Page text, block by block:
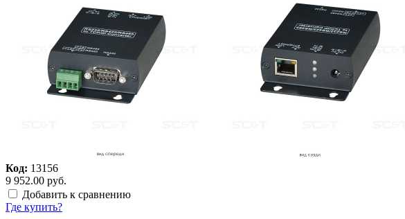
Код: 13156
9 952.00 руб.
Добавить к сравнению
Где купить?